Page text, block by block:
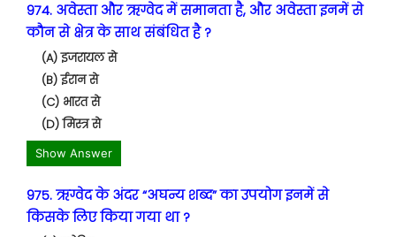
974. अवेस्ता और ऋग्वेद में समानता है, और अवेस्ता इनमें से
कौन से क्षेत्र के साथ संबंधित है ?
(A) इजरायल से
(B) ईरान से
(C) भारत से
(D) मिस्त्र से
Show Answer
975. ऋग्वेद के अंदर “अघन्य शब्द” का उपयोग इनमें से
किसके लिए किया गया था ?